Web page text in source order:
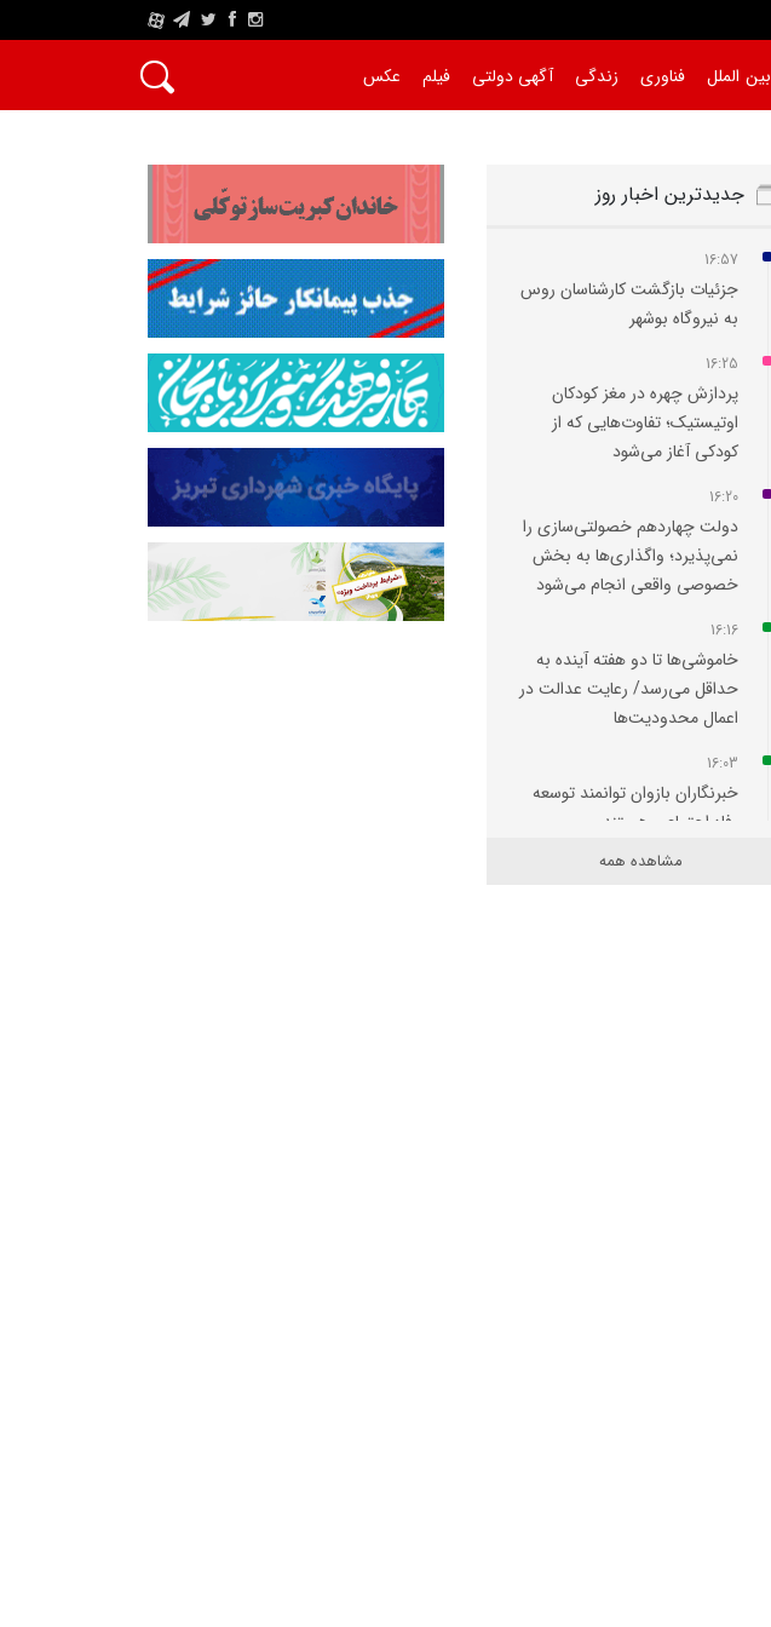
A
بین الملل فناوری زندگی آگهی دولتی فیلم عکس
جدیدترین اخبار روز
16:57
جزئیات بازگشت کارشناسان روس
به نیروگاه بوشهر
16:25
پردازش چهره در مغز کودکان
اوتیستیک؛ تفاوت‌هایی که از
کودکی آغاز می‌شود
16:20
دولت چهاردهم خصولتی‌سازی را
نمی‌پذیرد؛ واگذاری‌ها به بخش
خصوصی واقعی انجام می‌شود
16:16
خاموشی‌ها تا دو هفته آینده به
حداقل می‌رسد/ رعایت عدالت در
اعمال محدودیت‌ها
16:03
خبرنگاران بازوان توانمند توسعه
رفاه اجتماعی هستند
مشاهده همه